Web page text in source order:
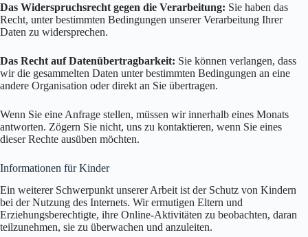
Das Widerspruchsrecht gegen die Verarbeitung: Sie haben das
Recht, unter bestimmten Bedingungen unserer Verarbeitung Ihrer
Daten zu widersprechen.
Das Recht auf Datenübertragbarkeit: Sie können verlangen, dass
wir die gesammelten Daten unter bestimmten Bedingungen an eine
andere Organisation oder direkt an Sie übertragen.
Wenn Sie eine Anfrage stellen, müssen wir innerhalb eines Monats
antworten. Zögern Sie nicht, uns zu kontaktieren, wenn Sie eines
dieser Rechte ausüben möchten.
Informationen für Kinder
Ein weiterer Schwerpunkt unserer Arbeit ist der Schutz von Kindern
bei der Nutzung des Internets. Wir ermutigen Eltern und
Erziehungsberechtigte, ihre Online-Aktivitäten zu beobachten, daran
teilzunehmen, sie zu überwachen und anzuleiten.